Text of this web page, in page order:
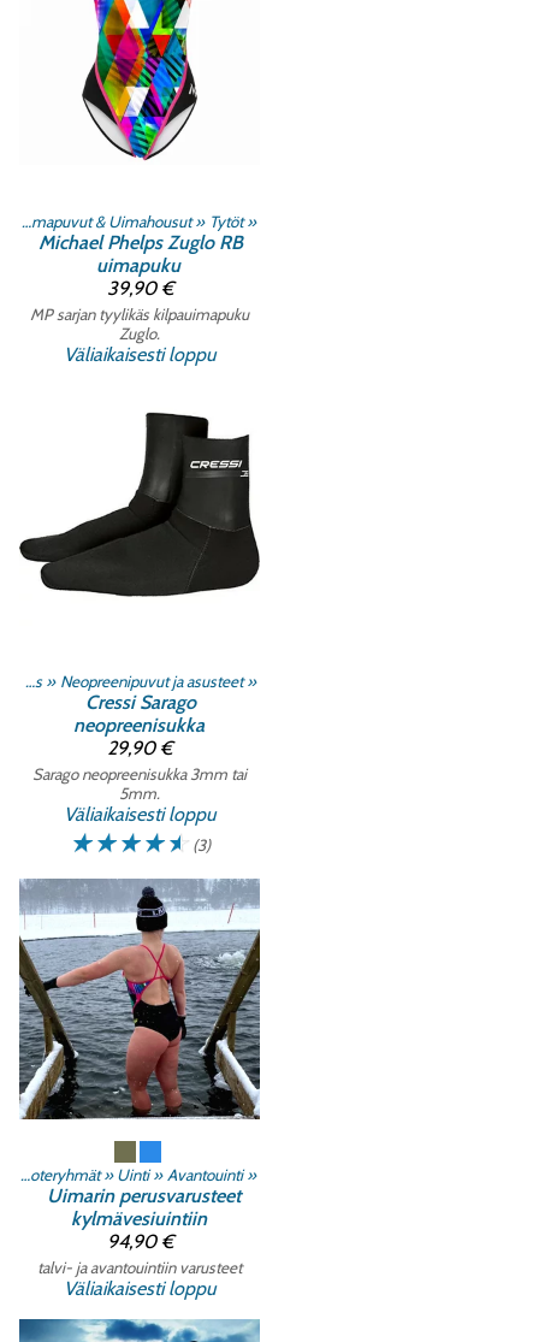
Uimapuvut & Uimahousut ‪» Tytöt ‪»
Michael Phelps Zuglo RB
uimapuku
39,90 €
MP sarjan tyylikäs kilpauimapuku
Zuglo.
Väliaikaisesti loppu
Vapaasukeltaminen ja Sukelluskalastus ‪» Neopreenipuvut ja asusteet ‪»
Cressi Sarago
neopreenisukka
29,90 €
Sarago neopreenisukka 3mm tai
5mm.
Väliaikaisesti loppu
☆☆☆☆☆ (3)
Tuoteryhmät ‪» Uinti ‪» Avantouinti ‪»
Uimarin perusvarusteet
kylmävesiuintiin
94,90 €
talvi- ja avantouintiin varusteet
Väliaikaisesti loppu